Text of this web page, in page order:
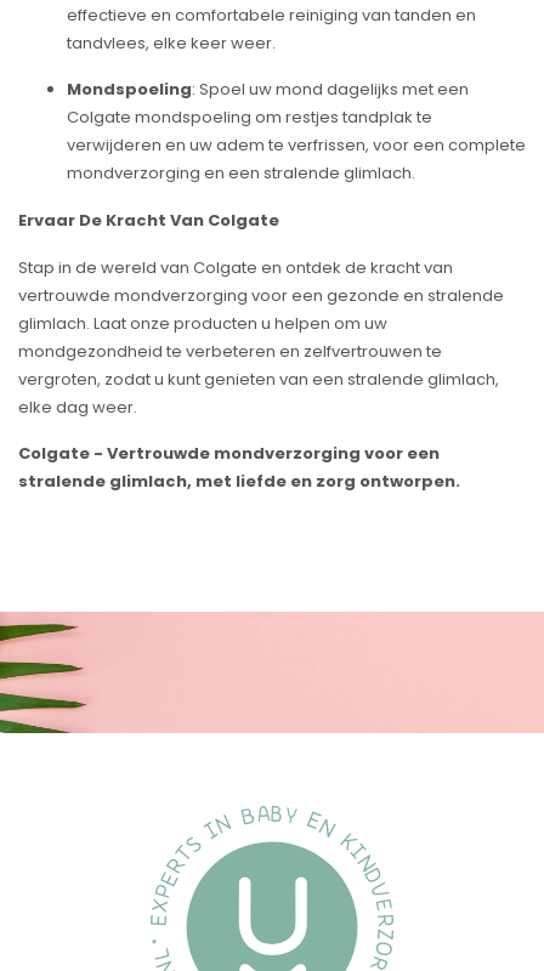
effectieve en comfortabele reiniging van tanden en
tandvlees, elke keer weer.
Mondspoeling: Spoel uw mond dagelijks met een
Colgate mondspoeling om restjes tandplak te
verwijderen en uw adem te verfrissen, voor een complete
mondverzorging en een stralende glimlach.
Ervaar De Kracht Van Colgate
Stap in de wereld van Colgate en ontdek de kracht van
vertrouwde mondverzorging voor een gezonde en stralende
glimlach. Laat onze producten u helpen om uw
mondgezondheid te verbeteren en zelfvertrouwen te
vergroten, zodat u kunt genieten van een stralende glimlach,
elke dag weer.
Colgate - Vertrouwde mondverzorging voor een
stralende glimlach, met liefde en zorg ontworpen.